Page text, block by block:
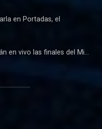
en Portadas, el
en vivo las finales del Mi...